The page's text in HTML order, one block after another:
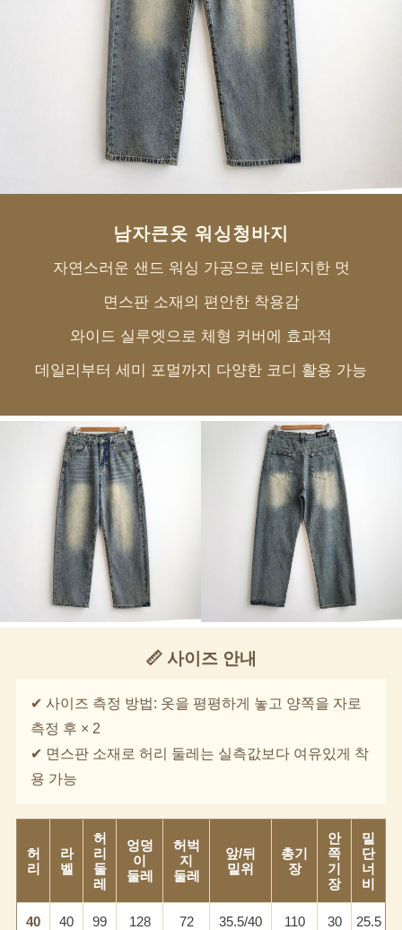
페이코 ID로 페
PAYCO 바로구매
남자큰옷 워싱청바지
자연스러운 샌드 워싱 가공으로 빈티지한 멋
면스판 소재의 편안한 착용감
와이드 실루엣으로 체형 커버에 효과적
데일리부터 세미 포멀까지 다양한 코디 활용 가능
📏 사이즈 안내
✔ 사이즈 측정 방법: 옷을 평평하게 놓고 양쪽을 자로
측정 후 × 2
✔ 면스판 소재로 허리 둘레는 실측값보다 여유있게 착
용 가능
허
리
라
벨
허
리
둘
레
엉덩
이
둘레
허벅
지
둘레
앞/뒤
밑위
총기
장
안
쪽
기
장
밑
단
너
비
40 40 99 128 72 35.5/40 110 30 25.5